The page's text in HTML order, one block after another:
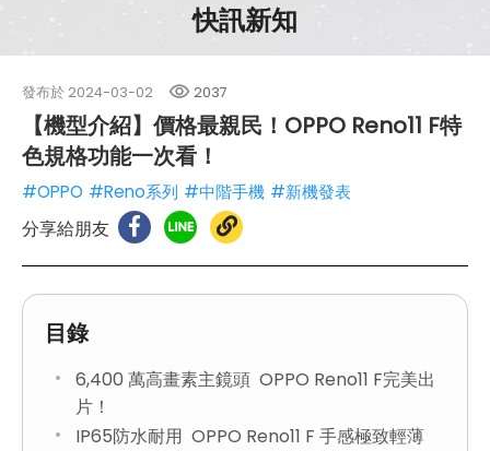
快訊新知
發布於 2024-03-02 2037
【機型介紹】價格最親民！OPPO Reno11 F特
色規格功能一次看！
#OPPO #Reno系列 #中階手機 #新機發表
分享給朋友
目錄
6,400 萬高畫素主鏡頭 OPPO Reno11 F完美出
片！
IP65防水耐用 OPPO Reno11 F 手感極致輕薄